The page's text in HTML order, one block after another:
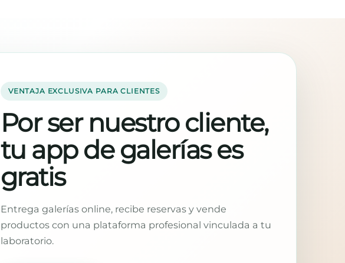
VENTAJA EXCLUSIVA PARA CLIENTES
Por ser nuestro cliente,
tu app de galerías es
gratis
Entrega galerías online, recibe reservas y vende
productos con una plataforma profesional vinculada a tu
laboratorio.